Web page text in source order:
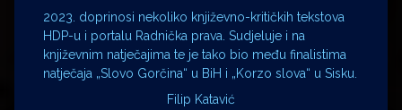
2023. doprinosi nekoliko književno-kritičkih tekstova
HDP-u i portalu Radnička prava. Sudjeluje i na
književnim natječajima te je tako bio među finalistima
natječaja „Slovo Gorčina“ u BiH i „Korzo slova“ u Sisku.
Filip Katavić